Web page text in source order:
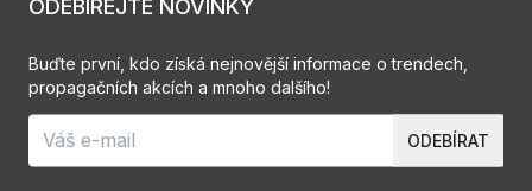
ODEBÍREJTE NOVINKY
Buďte první, kdo získá nejnovější informace o trendech,
propagačních akcích a mnoho dalšího!
ODEBÍRAT